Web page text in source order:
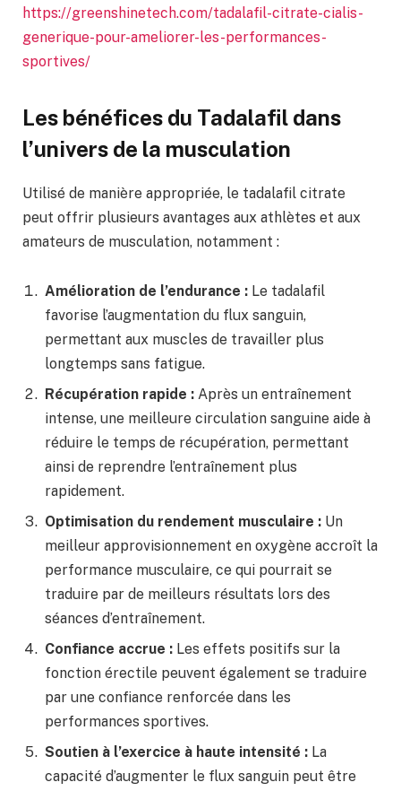
https://greenshinetech.com/tadalafil-citrate-cialis-
generique-pour-ameliorer-les-performances-
sportives/
Les bénéfices du Tadalafil dans
l’univers de la musculation
Utilisé de manière appropriée, le tadalafil citrate
peut offrir plusieurs avantages aux athlètes et aux
amateurs de musculation, notamment :
Amélioration de l’endurance : Le tadalafil
favorise l’augmentation du flux sanguin,
permettant aux muscles de travailler plus
longtemps sans fatigue.
Récupération rapide : Après un entraînement
intense, une meilleure circulation sanguine aide à
réduire le temps de récupération, permettant
ainsi de reprendre l’entraînement plus
rapidement.
Optimisation du rendement musculaire : Un
meilleur approvisionnement en oxygène accroît la
performance musculaire, ce qui pourrait se
traduire par de meilleurs résultats lors des
séances d’entraînement.
Confiance accrue : Les effets positifs sur la
fonction érectile peuvent également se traduire
par une confiance renforcée dans les
performances sportives.
Soutien à l’exercice à haute intensité : La
capacité d’augmenter le flux sanguin peut être